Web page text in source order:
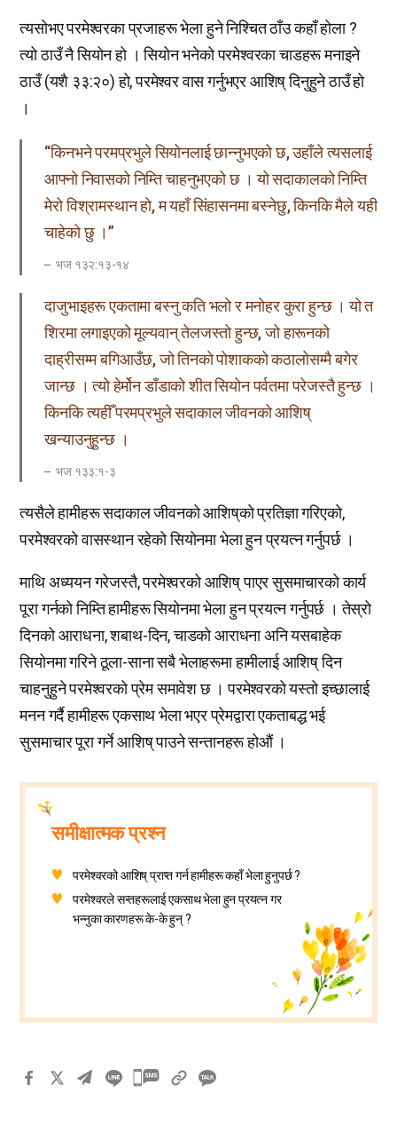
त्यसोभए परमेश्वरका प्रजाहरू भेला हुने निश्चित ठाँउ कहाँ होला ?
त्यो ठाउँ नै सियोन हो । सियोन भनेको परमेश्वरका चाडहरू मनाइने
ठाउँ (यशै ३३ː२०) हो, परमेश्वर वास गर्नुभएर आशिष् दिनुहुने ठाउँ हो
।
“किनभने परमप्रभुले सियोनलाई छान्नुभएको छ, उहाँले त्यसलाई
आफ्नो निवासको निम्ति चाहनुभएको छ । यो सदाकालको निम्ति
मेरो विश्रामस्थान हो, म यहाँ सिंहासनमा बस्नेछु, किनकि मैले यही
चाहेको छु ।”
भज १३२ː१३-१४
दाजुभाइहरू एकतामा बस्नु कति भलो र मनोहर कुरा हुन्छ । यो त
शिरमा लगाइएको मूल्यवान् तेलजस्तो हुन्छ, जो हारूनको
दाह्रीसम्म बगिआउँछ, जो तिनको पोशाकको कठालोसम्मै बगेर
जान्छ । त्यो हेर्मोन डाँडाको शीत सियोन पर्वतमा परेजस्तै हुन्छ ।
किनकि त्यहीँ परमप्रभुले सदाकाल जीवनको आशिष्
खन्याउनुहुन्छ ।
भज १३३ː१-३
त्यसैले हामीहरू सदाकाल जीवनको आशिष्‌को प्रतिज्ञा गरिएको,
परमेश्वरको वासस्थान रहेको सियोनमा भेला हुन प्रयत्न गर्नुपर्छ ।
माथि अध्ययन गरेजस्तै, परमेश्वरको आशिष्‌ पाएर सुसमाचारको कार्य
पूरा गर्नको निम्ति हामीहरू सियोनमा भेला हुन प्रयत्न गर्नुपर्छ । तेस्रो
दिनको आराधना, शबाथ-दिन, चाडको आराधना अनि यसबाहेक
सियोनमा गरिने ठूला-साना सबै भेलाहरूमा हामीलाई आशिष् दिन
चाहनुहुने परमेश्वरको प्रेम समावेश छ । परमेश्वरको यस्तो इच्छालाई
मनन गर्दै हामीहरू एकसाथ भेला भएर प्रेमद्वारा एकताबद्ध भई
सुसमाचार पूरा गर्ने आशिष् पाउने सन्तानहरू होऔं ।
समीक्षात्मक प्रश्न
परमेश्वरको आशिष् प्राप्त गर्न हामीहरू कहाँ भेला हुनुपर्छ ?
परमेश्वरले सन्तहरूलाई एकसाथ भेला हुन प्रयत्न गर
भन्नुका कारणहरू के-के हुन् ?
카